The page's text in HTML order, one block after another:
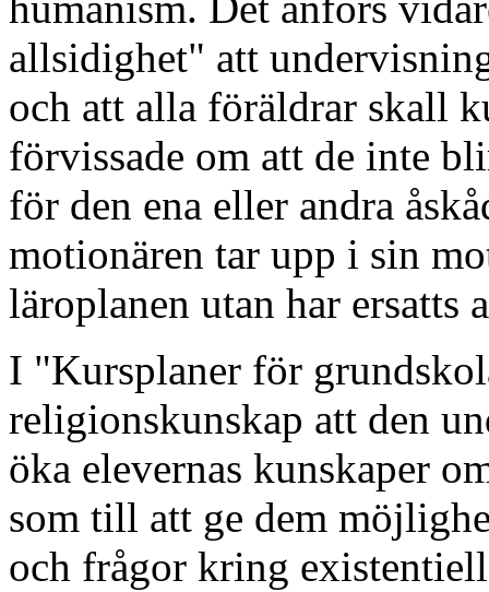
allsidighet" att
och att alla föräldrar skall
förvissade om att de inte
för den ena eller andra
motionären tar upp i sin
läroplanen utan har ersatts
I "Kursplaner för
religionskunskap att den
öka elevernas kunskaper
som till att ge dem
och frågor kring